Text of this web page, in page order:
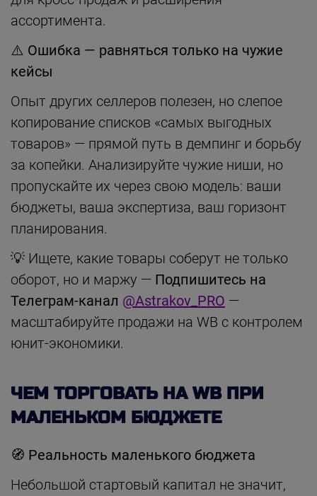
ассортимента.
⚠️ Ошибка — равняться только на чужие
кейсы
Опыт других селлеров полезен, но слепое
копирование списков «самых выгодных
товаров» — прямой путь в демпинг и борьбу
за копейки. Анализируйте чужие ниши, но
пропускайте их через свою модель: ваши
бюджеты, ваша экспертиза, ваш горизонт
планирования.
💡 Ищете, какие товары соберут не только
оборот, но и маржу — Подпишитесь на
Телеграм-канал @Astrakov_PRO —
масштабируйте продажи на WB с контролем
юнит-экономики.
ЧЕМ ТОРГОВАТЬ НА WB ПРИ
МАЛЕНЬКОМ БЮДЖЕТЕ
🧭 Реальность маленького бюджета
Небольшой стартовый капитал не значит,